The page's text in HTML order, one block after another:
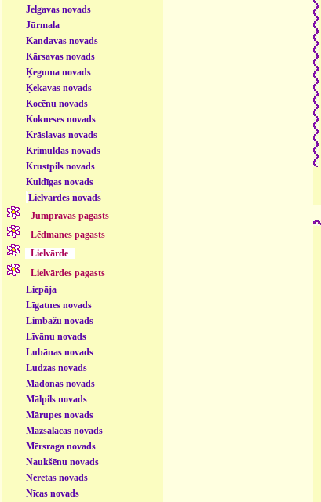
Jelgavas novads
Jūrmala
Kandavas novads
Kārsavas novads
Ķeguma novads
Ķekavas novads
Kocēnu novads
Kokneses novads
Krāslavas novads
Krimuldas novads
Krustpils novads
Kuldīgas novads
Lielvārdes novads
Jumpravas pagasts
Lēdmanes pagasts
Lielvārde
Lielvārdes pagasts
Liepāja
Līgatnes novads
Limbažu novads
Līvānu novads
Lubānas novads
Ludzas novads
Madonas novads
Mālpils novads
Mārupes novads
Mazsalacas novads
Mērsraga novads
Naukšēnu novads
Neretas novads
Nīcas novads